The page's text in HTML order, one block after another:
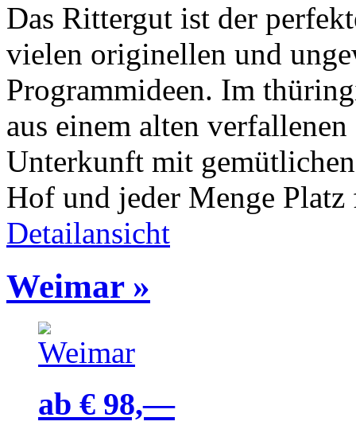
Das Rittergut ist der
vielen originellen und
Programmideen. Im
aus einem alten
Unterkunft mit
Hof und jeder Menge
Detailansicht
Weimar »
ab € 98,—